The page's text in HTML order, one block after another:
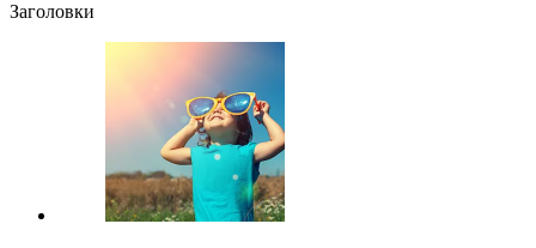
Заголовки